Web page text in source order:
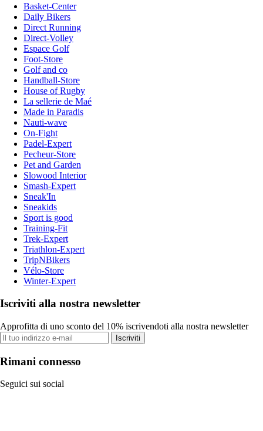
Basket-Center
Daily Bikers
Direct Running
Direct-Volley
Espace Golf
Foot-Store
Golf and co
Handball-Store
House of Rugby
La sellerie de Maé
Made in Paradis
Nauti-wave
On-Fight
Padel-Expert
Pecheur-Store
Pet and Garden
Slowood Interior
Smash-Expert
Sneak'In
Sneakids
Sport is good
Training-Fit
Trek-Expert
Triathlon-Expert
TripNBikers
Vélo-Store
Winter-Expert
Iscriviti alla nostra newsletter
Approfitta di uno sconto del 10% iscrivendoti alla nostra newsletter
Iscriviti
Rimani connesso
Seguici sui social